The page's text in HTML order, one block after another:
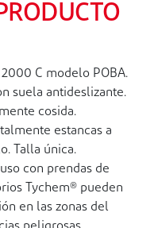
C modelo POBA.
suela antideslizante.
cosida.
estancas a
Talla única.
con prendas de
Tychem® pueden
en las zonas del